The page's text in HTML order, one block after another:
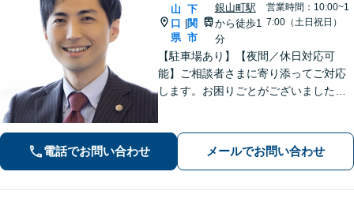
山
口
県
下
関
市
銀山町駅
から徒歩1
分
営業時間：10:00~1
7:00（土日祝日）
【駐車場あり】【夜間／休日対応可
能】ご相談者さまに寄り添ってご対応
します。お困りごとがございましたら
電話でお問い合わせ メールでお問い合わせ